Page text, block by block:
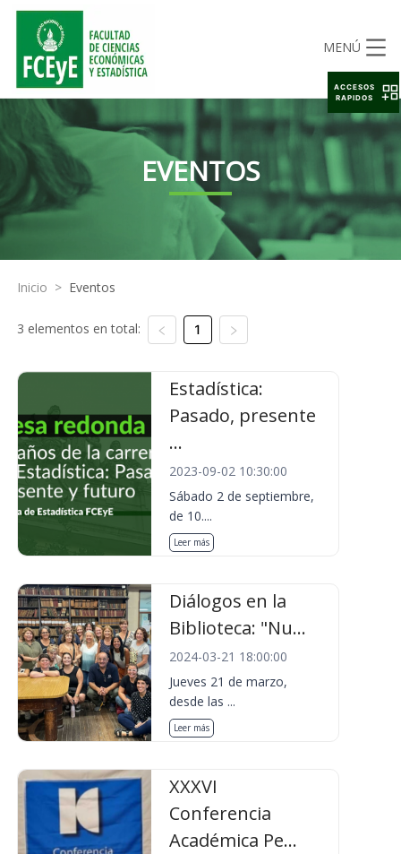
MENÚ
EVENTOS
Inicio > Eventos
3 elementos en total: 1
Estadística:
Pasado, presente
...
2023-09-02 10:30:00
Sábado 2 de septiembre,
de 10....
Leer más
Diálogos en la
Biblioteca: "Nu...
2024-03-21 18:00:00
Jueves 21 de marzo,
desde las ...
Leer más
XXXVI
Conferencia
Académica Pe...
ACCESOS
RAPIDOS